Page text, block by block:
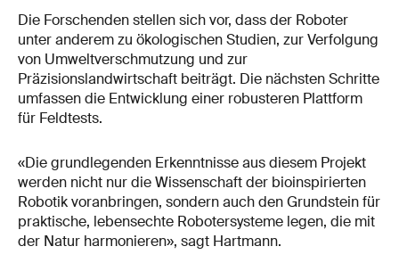
Die Forschenden stellen sich vor, dass der Roboter
unter anderem zu ökologischen Studien, zur Verfolgung
von Umweltverschmutzung und zur
Präzisionslandwirtschaft beiträgt. Die nächsten Schritte
umfassen die Entwicklung einer robusteren Plattform
für Feldtests.
«Die grundlegenden Erkenntnisse aus diesem Projekt
werden nicht nur die Wissenschaft der bioinspirierten
Robotik voranbringen, sondern auch den Grundstein für
praktische, lebensechte Robotersysteme legen, die mit
der Natur harmonieren», sagt Hartmann.